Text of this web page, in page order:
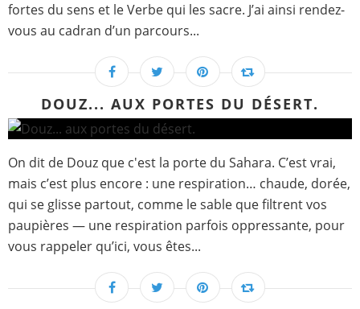
fortes du sens et le Verbe qui les sacre. J’ai ainsi rendez-
vous au cadran d’un parcours...
DOUZ... AUX PORTES DU DÉSERT.
On dit de Douz que c'est la porte du Sahara. C’est vrai,
mais c’est plus encore : une respiration… chaude, dorée,
qui se glisse partout, comme le sable que filtrent vos
paupières — une respiration parfois oppressante, pour
vous rappeler qu’ici, vous êtes...